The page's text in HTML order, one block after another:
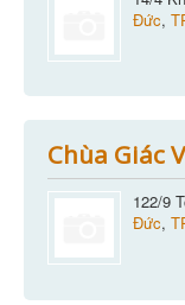
Đức,
Chùa Giác
122/9
Đức,